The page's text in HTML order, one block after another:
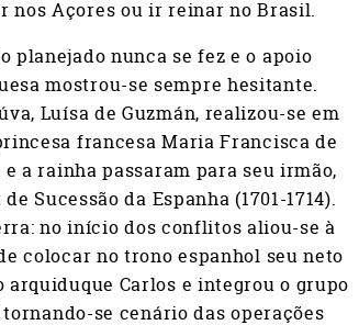
nos Açores ou ir reinar no Brasil.
planejado nunca se fez e o apoio
mostrou-se sempre hesitante.
Luísa de Guzmán, realizou-se em
francesa Maria Francisca de
a rainha passaram para seu irmão,
Sucessão da Espanha (1701-1714).
no início dos conflitos aliou-se à
colocar no trono espanhol seu neto
Carlos e integrou o grupo
se cenário das operações